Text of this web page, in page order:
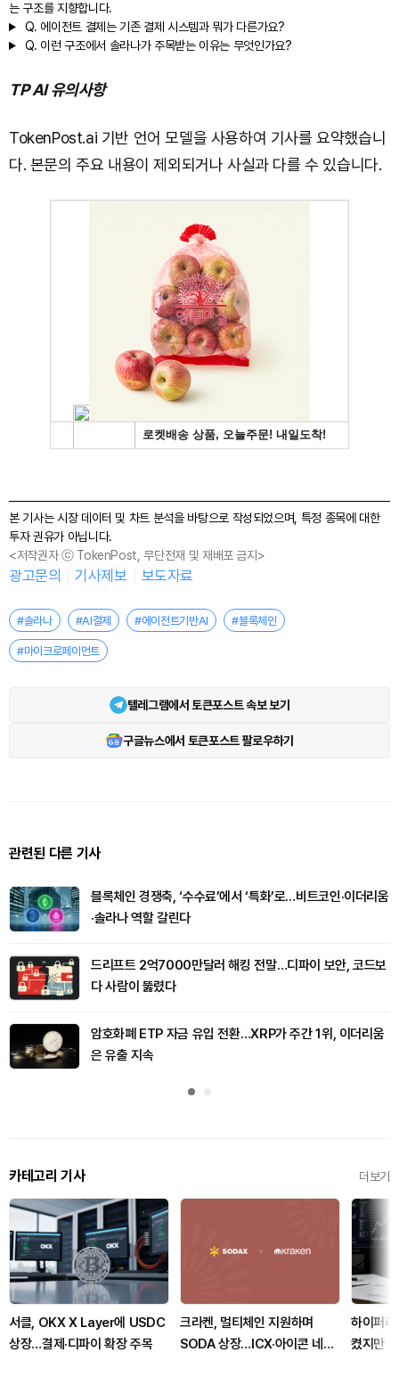
는 구조를 지향합니다.
Q. 에이전트 결제는 기존 결제 시스템과 뭐가 다른가요?
Q. 이런 구조에서 솔라나가 주목받는 이유는 무엇인가요?
TP AI 유의사항
TokenPost.ai 기반 언어 모델을 사용하여 기사를 요약했습니
다. 본문의 주요 내용이 제외되거나 사실과 다를 수 있습니다.
본 기사는 시장 데이터 및 차트 분석을 바탕으로 작성되었으며, 특정 종목에 대한
투자 권유가 아닙니다.
<저작권자 ⓒ TokenPost, 무단전재 및 재배포 금지>
광고문의 기사제보 보도자료
#솔라나 #AI결제 #에이전트기반AI #블록체인
#마이크로페이먼트
텔레그램에서 토큰포스트 속보 보기
구글뉴스에서 토큰포스트 팔로우하기
관련된 다른 기사
블록체인 경쟁축, ‘수수료’에서 ‘특화’로…비트코인·이더리움
·솔라나 역할 갈린다
드리프트 2억7000만달러 해킹 전말…디파이 보안, 코드보
다 사람이 뚫렸다
암호화폐 ETP 자금 유입 전환…XRP가 주간 1위, 이더리움
은 유출 지속
카테고리 기사 더보기
서클, OKX X Layer에 USDC
상장…결제·디파이 확장 주목
크라켄, 멀티체인 지원하며
SODA 상장…ICX·아이콘 네트
하이퍼
켰지만